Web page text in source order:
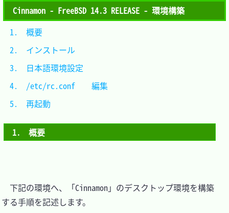
Cinnamon - FreeBSD 14.3 RELEASE - 環境構築
1.　概要
下記の環境へ、「Cinnamon」のデスクトップ環境を構築
する手順を記述します。